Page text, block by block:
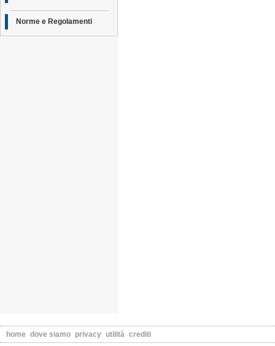
Norme e Regolamenti
home dove siamo privacy utilità crediti